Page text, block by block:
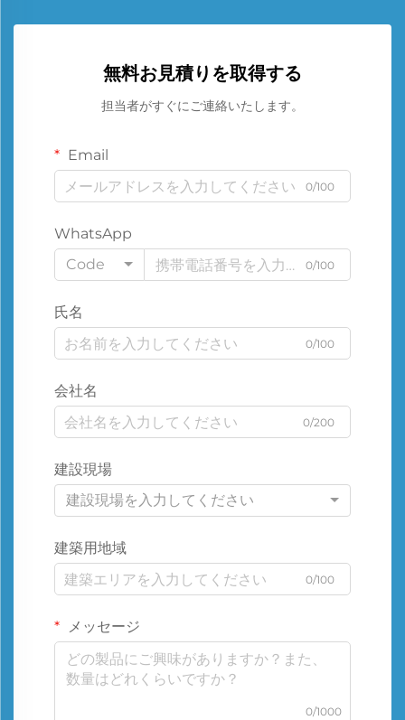
無料お見積りを取得する
担当者がすぐにご連絡いたします。
Email
0/100
WhatsApp
Code
0/100
氏名
0/100
会社名
0/200
建設現場
建設現場を入力してください
建築用地域
0/100
メッセージ
0/1000